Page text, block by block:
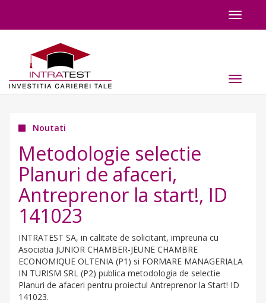
Toggle
Toggle
Noutati
Metodologie selectie
Planuri de afaceri,
Antreprenor la start!, ID
141023
INTRATEST SA, in calitate de solicitant, impreuna cu
Asociatia JUNIOR CHAMBER-JEUNE CHAMBRE
ECONOMIQUE OLTENIA (P1) si FORMARE MANAGERIALA
IN TURISM SRL (P2) publica metodologia de selectie
Planuri de afaceri pentru proiectul Antreprenor la Start! ID
141023.